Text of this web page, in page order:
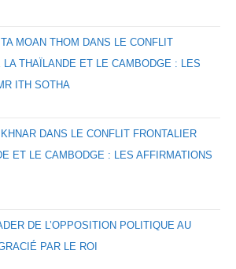
MOAN THOM DANS LE CONFLIT
LA THAÏLANDE ET LE CAMBODGE : LES
ITH SOTHA
DANS LE CONFLIT FRONTALIER
ET LE CAMBODGE : LES AFFIRMATIONS
DE L’OPPOSITION POLITIQUE AU
PAR LE ROI